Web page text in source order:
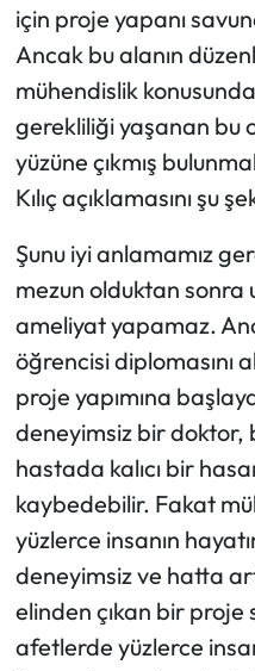
için proje yapanı
Ancak bu alanın
mühendislik
gerekliliği yaşanan bu
yüzüne çıkmış
Kılıç açıklamasını şu
Şunu iyi anlamamız
mezun olduktan sonra
ameliyat yapamaz.
öğrencisi diplomasını
proje yapımına
deneyimsiz bir doktor,
hastada kalıcı bir
kaybedebilir. Fakat
yüzlerce insanın
deneyimsiz ve hatta
elinden çıkan bir
afetlerde yüzlerce